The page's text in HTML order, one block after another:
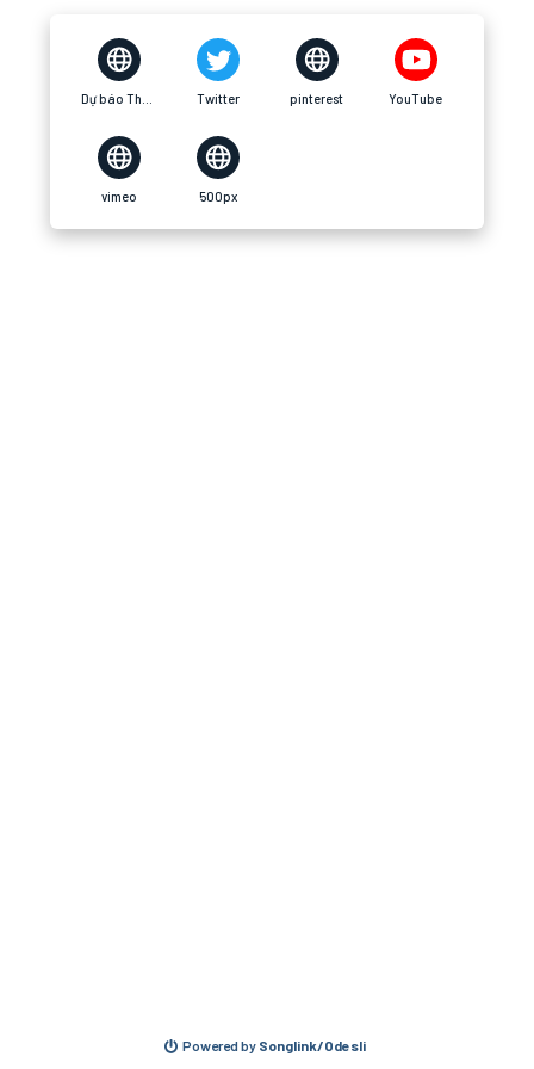
Twitter pinterest YouTube
vimeo 500px
Powered by Songlink/Odesli